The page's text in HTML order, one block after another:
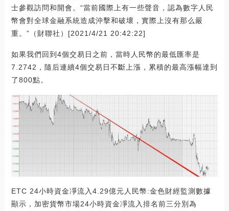
士參觀訪問和開會。“當前國際上有一些聲音，認為數字人民
幣會對全球金融系統造成沖擊和破壞，實際上沒有那么嚴
重。”（財聯社）[2021/4/21 20:42:22]
如果我們回到4個交易日之前，當時人民幣的最低匯率是
7.2742，隨后連續4個交易日不斷上漲，累積的最高漲幅達到
了800點。
ETC 24小時資金凈流入4.29億元人民幣:金色財經監測數據
顯示，加密貨幣市場24小時資金凈流入排名前三分別為